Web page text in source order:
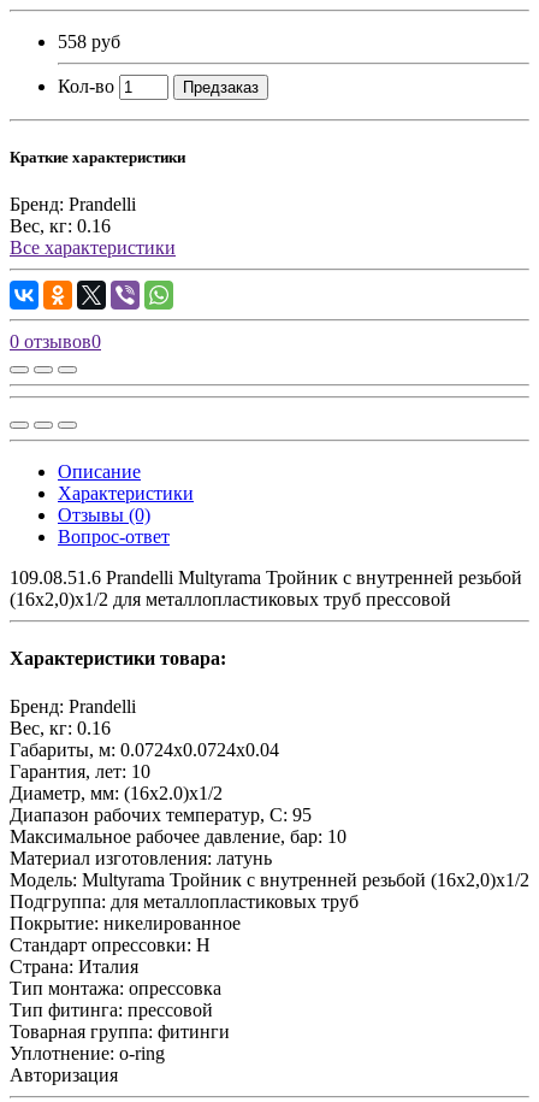
558 руб
Кол-во Предзаказ
Краткие характеристики
Бренд: Prandelli
Вес, кг: 0.16
Все характеристики
0 отзывов0
Описание
Характеристики
Отзывы (0)
Вопрос-ответ
109.08.51.6 Prandelli Multyrama Тройник с внутренней резьбой
(16х2,0)х1/2 для металлопластиковых труб прессовой
Характеристики товара:
Бренд: Prandelli
Вес, кг: 0.16
Габариты, м: 0.0724x0.0724x0.04
Гарантия, лет: 10
Диаметр, мм: (16х2.0)х1/2
Диапазон рабочих температур, С: 95
Максимальное рабочее давление, бар: 10
Материал изготовления: латунь
Модель: Multyrama Тройник с внутренней резьбой (16х2,0)х1/2
Подгруппа: для металлопластиковых труб
Покрытие: никелированное
Стандарт опрессовки: H
Страна: Италия
Тип монтажа: опрессовка
Тип фитинга: прессовой
Товарная группа: фитинги
Уплотнение: o-ring
Авторизация